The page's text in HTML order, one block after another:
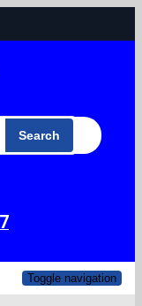
Search
Toggle navigation